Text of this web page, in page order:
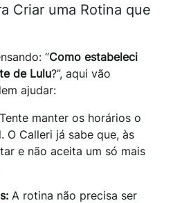
Criar uma Rotina que
“Como estabeleci
de Lulu?”, aqui vão
ajudar:
Tente manter os horários o
O Calleri já sabe que, às
e não aceita um só mais
A rotina não precisa ser